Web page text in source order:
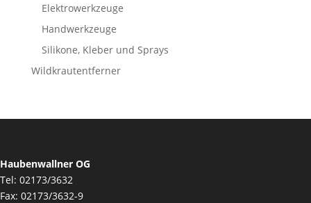
Elektrowerkzeuge
Handwerkzeuge
Silikone, Kleber und Sprays
Wildkrautentferner
Haubenwallner OG
Tel: 02173/3632
Fax: 02173/3632-9